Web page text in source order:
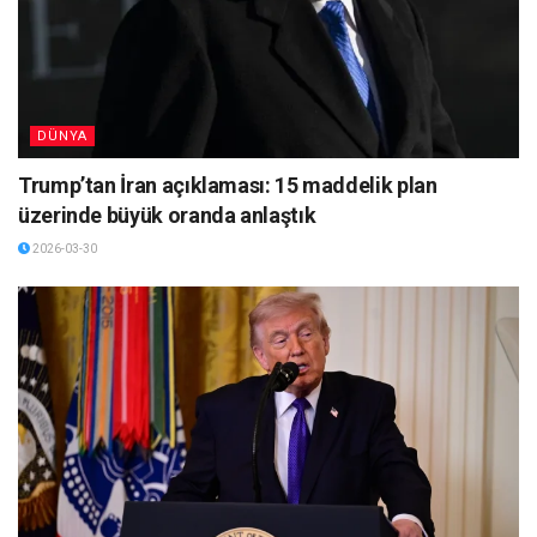
DÜNYA
Trump’tan İran açıklaması: 15 maddelik plan
üzerinde büyük oranda anlaştık
2026-03-30